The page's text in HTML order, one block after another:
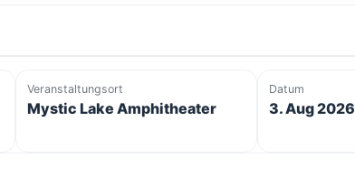
Veranstaltungsort
Mystic Lake Amphitheater
Datum
3. Aug 2026